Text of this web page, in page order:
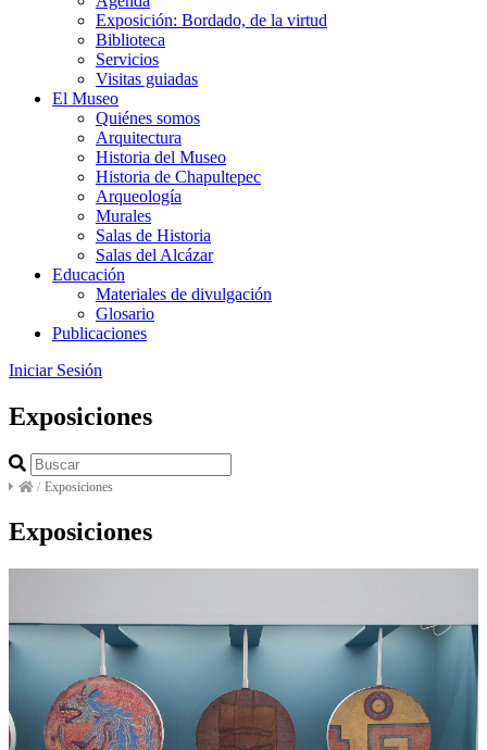
Exposición: Bordado, de la virtud
Biblioteca
Servicios
Visitas guiadas
El Museo
Quiénes somos
Arquitectura
Historia del Museo
Historia de Chapultepec
Arqueología
Murales
Salas de Historia
Salas del Alcázar
Educación
Materiales de divulgación
Glosario
Publicaciones
Iniciar Sesión
Exposiciones
/ Exposiciones
Exposiciones